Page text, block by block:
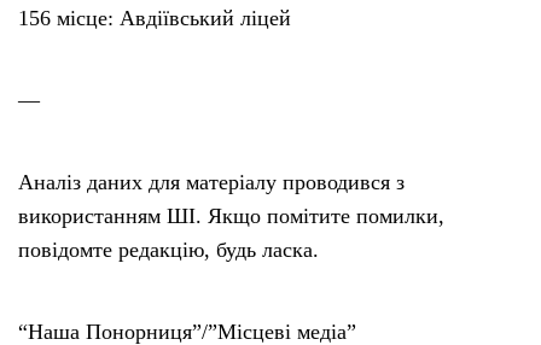
156 місце: Авдіївський ліцей
—
Аналіз даних для матеріалу проводився з
використанням ШІ. Якщо помітите помилки,
повідомте редакцію, будь ласка.
“Наша Понорниця”/”Місцеві медіа”